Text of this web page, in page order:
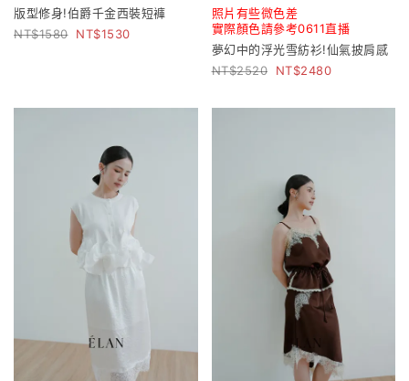
版型修身!伯爵千金西裝短褲
1580
1530
照片有些微色差
實際顏色請參考0611直播
夢幻中的浮光雪紡衫!仙氣披肩感
2520
2480